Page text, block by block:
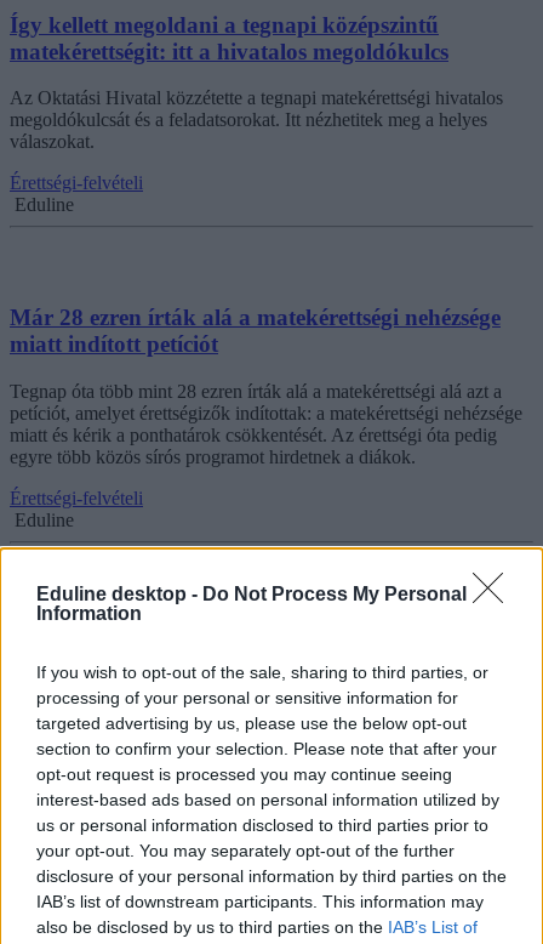
Eduline desktop - Do Not Process My Personal
Information
If you wish to opt-out of the sale, sharing to third parties, or
processing of your personal or sensitive information for
targeted advertising by us, please use the below opt-out
section to confirm your selection. Please note that after your
opt-out request is processed you may continue seeing
interest-based ads based on personal information utilized by
us or personal information disclosed to third parties prior to
your opt-out. You may separately opt-out of the further
disclosure of your personal information by third parties on the
IAB’s list of downstream participants. This information may
also be disclosed by us to third parties on the IAB’s List of
Így kellett megoldani a tegnapi középszintű
matekérettségit: itt a hivatalos megoldókulcs
Az Oktatási Hivatal közzétette a tegnapi matekérettségi hivatalos
megoldókulcsát és a feladatsorokat. Itt nézhetitek meg a helyes
válaszokat.
Érettségi-felvételi
Eduline
Már 28 ezren írták alá a matekérettségi nehézsége
miatt indított petíciót
Tegnap óta több mint 28 ezren írták alá a matekérettségi alá azt a
petíciót, amelyet érettségizők indítottak: a matekérettségi nehézsége
miatt és kérik a ponthatárok csökkentését. Az érettségi óta pedig
egyre több közös sírós programot hirdetnek a diákok.
Érettségi-felvételi
Eduline
"Szinte mindenféle téma volt a feladatok között: egyenletek,
barátságosabb valószínűségszámítás és kombinatorika is" - mondta
egy végzős diák az Eduline-nak. Színes feladatsort kaptak az emelt
szinten érettségizők.
Érettségi-felvételi
Eduline